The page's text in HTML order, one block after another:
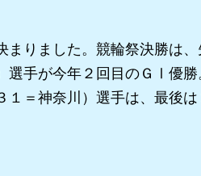
りました。競輪祭決勝は、
選手が今年２回目のＧⅠ優勝
１＝神奈川）選手は、最後